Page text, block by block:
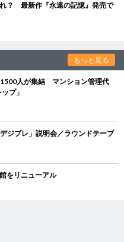
？ 最新作『永遠の記憶』発売で
もっと見る
1500人が集結 マンション管理代
プ」
ジブレ」説明会／ラウンドテーブ
をリニューアル